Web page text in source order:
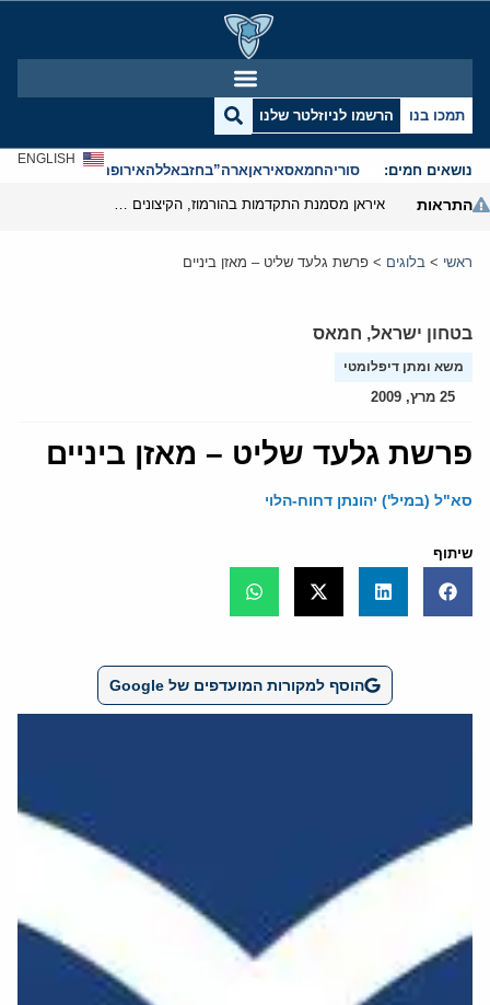
תמכו בנו הרשמו לניוזלטר שלנו
נושאים חמים: סוריהחמאסאיראןארה”בחזבאללהאירופהאנטישמיות
ENGLISH
התראות
ראשי > בלוגים > פרשת גלעד שליט – מאזן ביניים
בטחון ישראל, חמאס
משא ומתן דיפלומטי
25 מרץ, 2009
פרשת גלעד שליט – מאזן ביניים
סא"ל (במיל') יהונתן דחוח-הלוי
שיתוף
הוסף למקורות המועדפים של Google